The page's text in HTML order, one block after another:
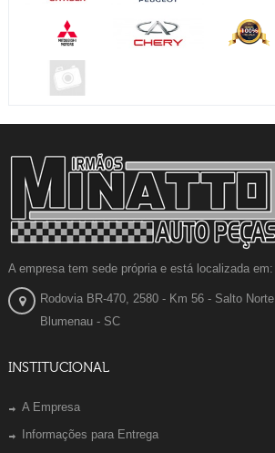
A empresa tem sede própria e está localizada em:
Rodovia BR-470, 2580 - Km 56 - Salto Norte
Blumenau - SC
INSTITUCIONAL
A Empresa
Informações para Entrega